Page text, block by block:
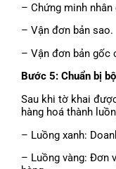
– Chứng minh
– Vận đơn bản sao.
– Vận đơn bản gốc
Bước 5: Chuẩn bị
Sau khi tờ khai
hàng hoá thành
– Luồng xanh:
– Luồng vàng: Đơn